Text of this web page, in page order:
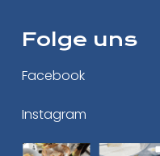
Folge uns
Facebook
Instagram